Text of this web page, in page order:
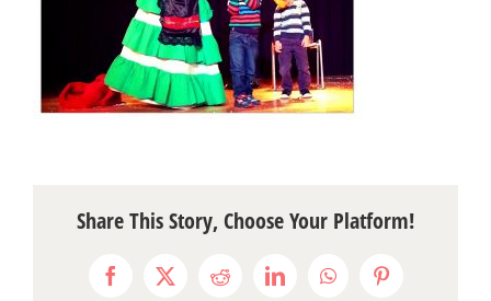
Share This Story, Choose Your Platform!
Facebook
X RedditLinkedInWhatsAppPinterest